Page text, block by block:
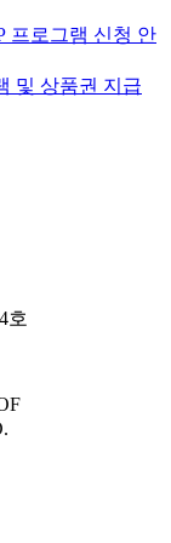
프로그램 신청 안
및 상품권 지급
호